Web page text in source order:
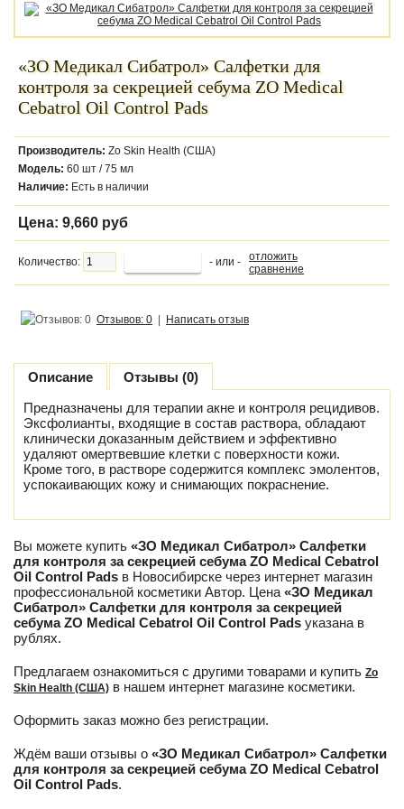
«ЗО Медикал Сибатрол» Салфетки для
контроля за секрецией себума ZO Medical
Cebatrol Oil Control Pads
Производитель: Zo Skin Health (США)
Модель: 60 шт / 75 мл
Наличие: Есть в наличии
Цена: 9,660 руб
Количество: - или -
отложить
сравнение
Отзывов: 0 Написать отзыв
Описание
Отзывы (0)
Предназначены для терапии акне и контроля рецидивов.
Эксфолианты, входящие в состав раствора, обладают
клинически доказанным действием и эффективно
удаляют омертвевшие клетки с поверхности кожи.
Кроме того, в растворе содержится комплекс эмолентов,
успокаивающих кожу и снимающих покраснение.
Вы можете купить «ЗО Медикал Сибатрол» Салфетки
для контроля за секрецией себума ZO Medical Cebatrol
Oil Control Pads в Новосибирске через интернет магазин
профессиональной косметики Автор. Цена «ЗО Медикал
Сибатрол» Салфетки для контроля за секрецией
себума ZO Medical Cebatrol Oil Control Pads указана в
рублях.
Предлагаем ознакомиться с другими товарами и купить Zo
Skin Health (США) в нашем интернет магазине косметики.
Оформить заказ можно без регистрации.
Ждём ваши отзывы о «ЗО Медикал Сибатрол» Салфетки
для контроля за секрецией себума ZO Medical Cebatrol
Oil Control Pads.